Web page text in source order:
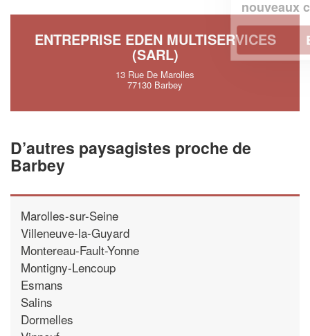
ENTREPRISE EDEN MULTISERVICES
(SARL)
13 Rue De Marolles
77130 Barbey
D’autres paysagistes proche de
Barbey
Marolles-sur-Seine
Villeneuve-la-Guyard
Montereau-Fault-Yonne
Montigny-Lencoup
Esmans
Salins
Dormelles
En savoir plus